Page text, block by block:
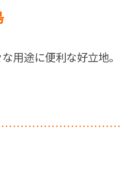
用途に便利な好立地。